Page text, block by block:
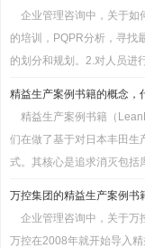
企业管理咨询中，关于如
的培训，PQPR分析，寻找
的划分和规划。2.对人员进
精益生产案例书籍的概念，
精益生产案例书籍（
们在做了基于对日本丰田生
式。其核心是追求消灭包括
万控集团的精益生产案例书
企业管理咨询中，关于万
万控在2008年就开始导入